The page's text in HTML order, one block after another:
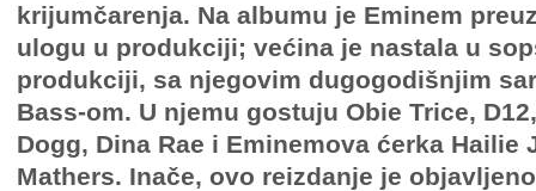
krijumčarenja. Na albumu je Eminem
ulogu u produkciji; većina je nastala u
produkciji, sa njegovim dugogodišnjim
Bass-om. U njemu gostuju Obie Trice,
Dogg, Dina Rae i Eminemova ćerka Hailie
Mathers. Inače, ovo reizdanje je